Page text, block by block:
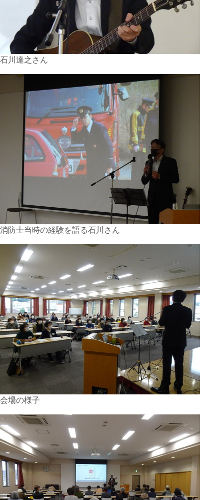
石川達之さん
消防士当時の経験を語る石川さん
会場の様子